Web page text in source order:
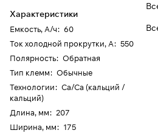
Характеристики
Емкость, А/ч: 60
Ток холодной прокрутки, А: 550
Полярность: Обратная
Тип клемм: Обычные
Технологии: Ca/Ca (кальций /
кальций)
Длина, мм: 207
Ширина, мм: 175